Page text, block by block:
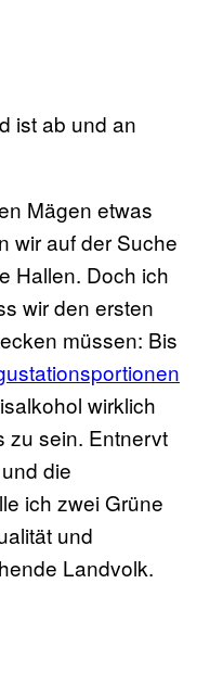
ist ab und an
Mägen etwas
wir auf der Suche
Hallen. Doch ich
wir den ersten
müssen: Bis
wirklich
zu sein. Entnervt
die
ich zwei Grüne
und
Landvolk.